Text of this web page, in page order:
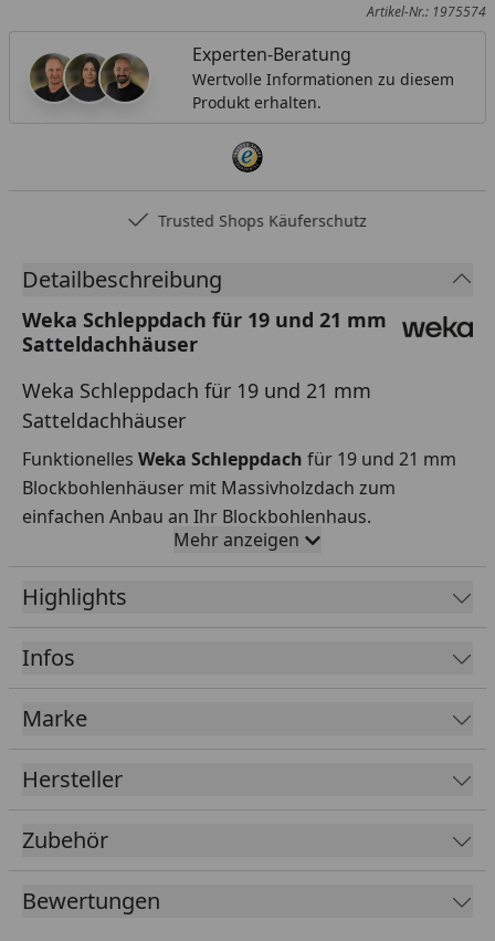
Artikel-Nr.: 1975574
Experten-Beratung
Wertvolle Informationen zu diesem
Produkt erhalten.
Trusted Shops Käuferschutz
Detailbeschreibung
Weka Schleppdach für 19 und 21 mm
Satteldachhäuser
Weka Schleppdach für 19 und 21 mm
Satteldachhäuser
Funktionelles Weka Schleppdach für 19 und 21 mm
Blockbohlenhäuser mit Massivholzdach zum
einfachen Anbau an Ihr Blockbohlenhaus.
Das Schleppdach kann beidseitig bündig mit dem
Hausdach abgeschlossen werden, wenn es tiefer als
das Hausdach ist. Sollte es eine geringere Tiefe als
bündig montiert werden.
Sockelmaß (Breite x
Dach
aus 19 mm starken Nut-
Federbrettern
Ausführungen
Mehr anzeigen
Highlights
Infos
Marke
Hersteller
Zubehör
Bewertungen